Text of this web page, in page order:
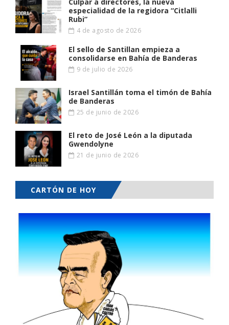
Culpar a directores, la nueva
especialidad de la regidora “Citlalli
Rubi”
4 de agosto de 2026
El sello de Santillan empieza a
consolidarse en Bahía de Banderas
9 de julio de 2026
Israel Santillán toma el timón de Bahía
de Banderas
25 de junio de 2026
El reto de José León a la diputada
Gwendolyne
21 de junio de 2026
CARTÓN DE HOY